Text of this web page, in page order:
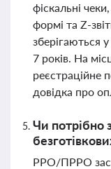
фіскальні
формі та Z-
зберігаються
7 років. На
реєстраційне
довідка про
Чи потрібно
РРО/ПРРО